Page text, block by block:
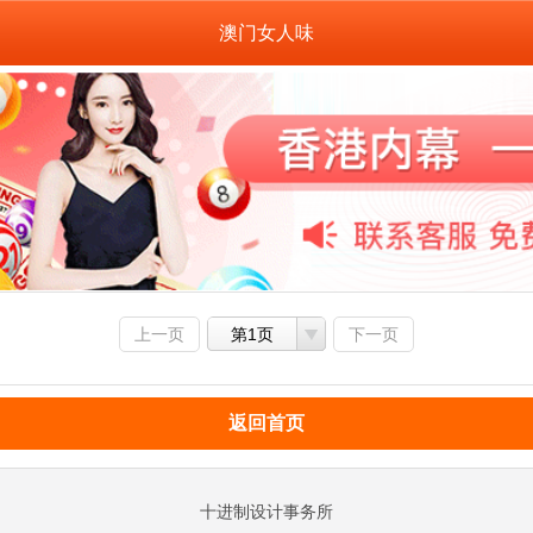
澳门女人味
上一页 第1页 下一页
返回首页
十进制设计事务所